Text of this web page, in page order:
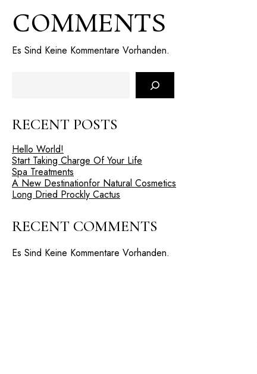
COMMENTS
Es Sind Keine Kommentare Vorhanden.
RECENT POSTS
Hello World!
Start Taking Charge Of Your Life
Spa Treatments
A New Destinationfor Natural Cosmetics
Long Dried Prockly Cactus
RECENT COMMENTS
Es Sind Keine Kommentare Vorhanden.